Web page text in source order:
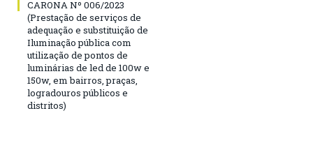
CARONA Nº 006/2023
(Prestação de serviços de
adequação e substituição de
Iluminação pública com
utilização de pontos de
luminárias de led de 100w e
150w, em bairros, praças,
logradouros públicos e
distritos)